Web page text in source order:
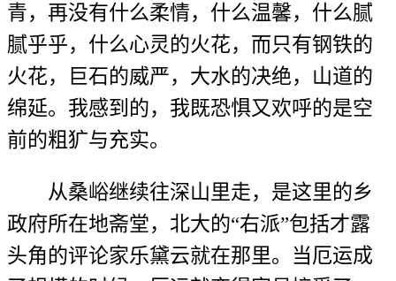
青，再没有什么柔情，什么温馨，什么腻
腻乎乎，什么心灵的火花，而只有钢铁的
火花，巨石的威严，大水的决绝，山道的
绵延。我感到的，我既恐惧又欢呼的是空
前的粗犷与充实。
从桑峪继续往深山里走，是这里的乡
政府所在地斋堂，北大的“右派”包括才露
头角的评论家乐黛云就在那里。当厄运成